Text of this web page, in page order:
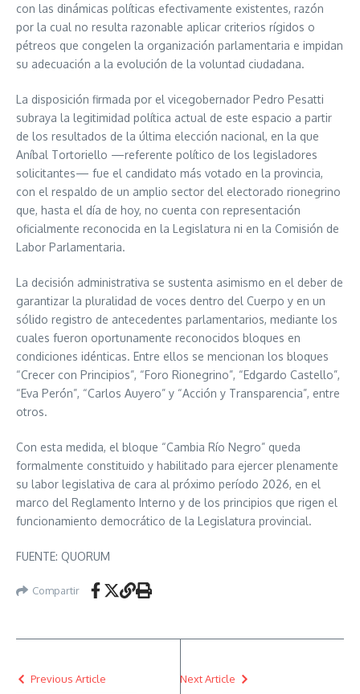
con las dinámicas políticas efectivamente existentes, razón
por la cual no resulta razonable aplicar criterios rígidos o
pétreos que congelen la organización parlamentaria e impidan
su adecuación a la evolución de la voluntad ciudadana.
La disposición firmada por el vicegobernador Pedro Pesatti
subraya la legitimidad política actual de este espacio a partir
de los resultados de la última elección nacional, en la que
Aníbal Tortoriello —referente político de los legisladores
solicitantes— fue el candidato más votado en la provincia,
con el respaldo de un amplio sector del electorado rionegrino
que, hasta el día de hoy, no cuenta con representación
oficialmente reconocida en la Legislatura ni en la Comisión de
Labor Parlamentaria.
La decisión administrativa se sustenta asimismo en el deber de
garantizar la pluralidad de voces dentro del Cuerpo y en un
sólido registro de antecedentes parlamentarios, mediante los
cuales fueron oportunamente reconocidos bloques en
condiciones idénticas. Entre ellos se mencionan los bloques
“Crecer con Principios”, “Foro Rionegrino”, “Edgardo Castello”,
“Eva Perón”, “Carlos Auyero” y “Acción y Transparencia”, entre
otros.
Con esta medida, el bloque “Cambia Río Negro” queda
formalmente constituido y habilitado para ejercer plenamente
su labor legislativa de cara al próximo período 2026, en el
marco del Reglamento Interno y de los principios que rigen el
funcionamiento democrático de la Legislatura provincial.
FUENTE: QUORUM
Compartir
Previous Article Next Article